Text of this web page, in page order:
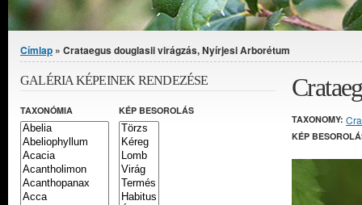
Jelenlegi hely
Címlap » Crataegus douglasii virágzás, Nyírjesi Arborétum
TAXONOMY:
KÉP
GALÉRIA KÉPEINEK RENDEZÉSE
TAXONÓMIA KÉP BESOROLÁS